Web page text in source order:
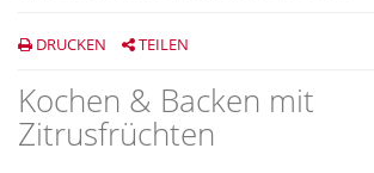
DRUCKEN TEILEN
Kochen & Backen mit
Zitrusfrüchten